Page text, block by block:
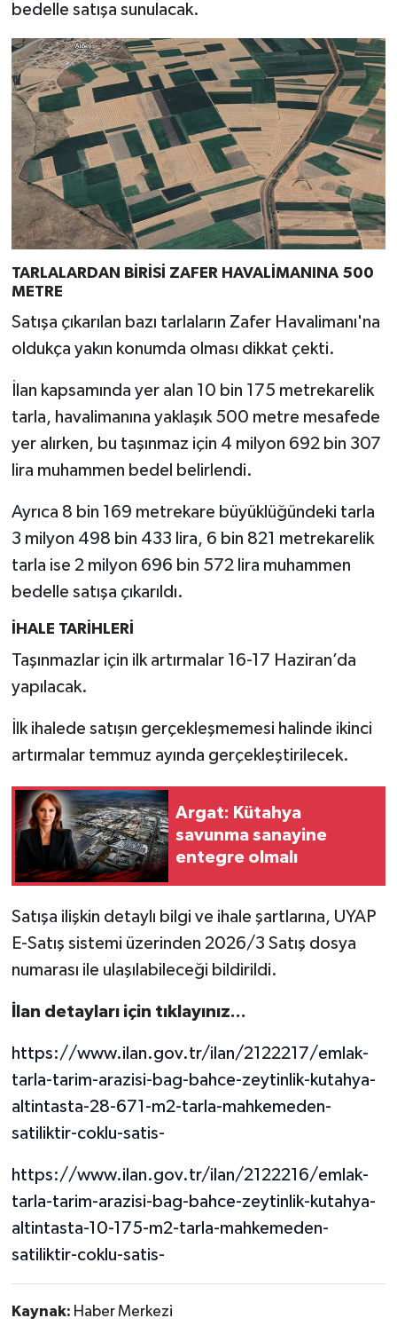
bedelle satışa sunulacak.
TARLALARDAN BİRİSİ ZAFER HAVALİMANINA 500
METRE
Satışa çıkarılan bazı tarlaların Zafer Havalimanı'na
oldukça yakın konumda olması dikkat çekti.
İlan kapsamında yer alan 10 bin 175 metrekarelik
tarla, havalimanına yaklaşık 500 metre mesafede
yer alırken, bu taşınmaz için 4 milyon 692 bin 307
lira muhammen bedel belirlendi.
Ayrıca 8 bin 169 metrekare büyüklüğündeki tarla
3 milyon 498 bin 433 lira, 6 bin 821 metrekarelik
tarla ise 2 milyon 696 bin 572 lira muhammen
bedelle satışa çıkarıldı.
İHALE TARİHLERİ
Taşınmazlar için ilk artırmalar 16-17 Haziran’da
yapılacak.
İlk ihalede satışın gerçekleşmemesi halinde ikinci
artırmalar temmuz ayında gerçekleştirilecek.
Argat: Kütahya
savunma sanayine
entegre olmalı
Satışa ilişkin detaylı bilgi ve ihale şartlarına, UYAP
E-Satış sistemi üzerinden 2026/3 Satış dosya
numarası ile ulaşılabileceği bildirildi.
İlan detayları için tıklayınız...
https://www.ilan.gov.tr/ilan/2122217/emlak-
tarla-tarim-arazisi-bag-bahce-zeytinlik-kutahya-
altintasta-28-671-m2-tarla-mahkemeden-
satiliktir-coklu-satis-
https://www.ilan.gov.tr/ilan/2122216/emlak-
tarla-tarim-arazisi-bag-bahce-zeytinlik-kutahya-
altintasta-10-175-m2-tarla-mahkemeden-
satiliktir-coklu-satis-
Kaynak: Haber Merkezi
Spor
Tavşanlı
Teknoloji
Türkiye
Video Galeri
Yaşam
Yemek Tarifleri